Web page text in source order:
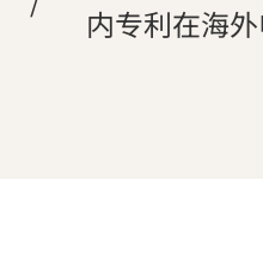
内专利在海